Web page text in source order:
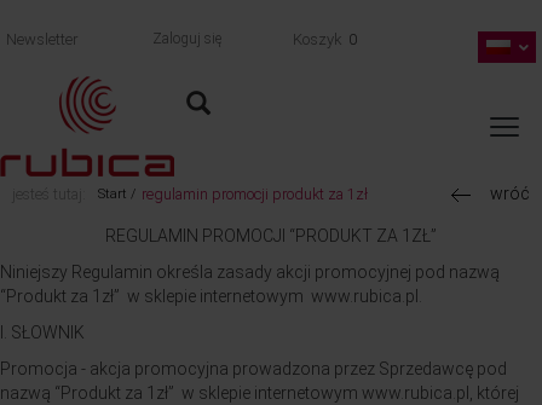
Newsletter Zaloguj się Koszyk 0
jesteś tutaj: Start / regulamin promocji produkt za 1zł wróć
REGULAMIN PROMOCJI “PRODUKT ZA 1ZŁ”
Niniejszy Regulamin określa zasady akcji promocyjnej pod nazwą
“Produkt za 1zł” w sklepie internetowym www.rubica.pl.
I. SŁOWNIK
Promocja - akcja promocyjna prowadzona przez Sprzedawcę pod
nazwą “Produkt za 1zł” w sklepie internetowym www.rubica.pl, której